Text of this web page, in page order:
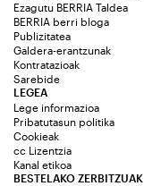
Ezagutu BERRIA Taldea
BERRIA berri bloga
Publizitatea
Galdera-erantzunak
Kontratazioak
Sarebide
LEGEA
Lege informazioa
Pribatutasun politika
Cookieak
cc Lizentzia
Kanal etikoa
BESTELAKO ZERBITZUAK